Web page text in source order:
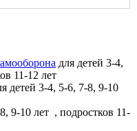
для детей 3-4,
11-12 лет
детей 3-4, 5-6, 7-8, 9-10
9-10 лет , подростков 11-